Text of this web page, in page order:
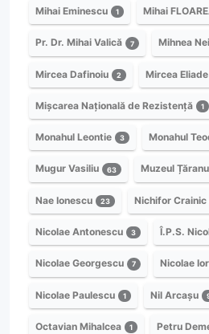
Mihai Eminescu 1 Mihai
Pr. Dr. Mihai Valică 7 Mihnea
Mircea Dafinoiu 2 Mircea Eliade
Mișcarea Națională de Rezistență 1
Monahul Leontie 3 Monahul
Mugur Vasiliu 63 Muzeul
Nae Ionescu 23 Nichifor Crainic
Nicolae Antonescu 3 Î.P.S.
Nicolae Georgescu 7 Nicolae
Nicolae Paulescu 1 Nil Arcașu
Octavian Mihalcea 1 Petru